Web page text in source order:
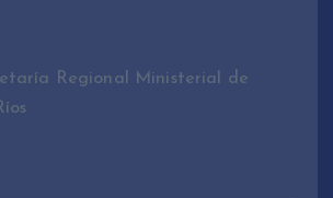
Regional Ministerial de